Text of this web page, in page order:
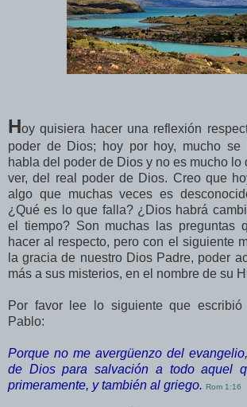
Hoy quisiera hacer una reflexión
poder de Dios; hoy por hoy, mucho se
habla del poder de Dios y no es mucho lo
ver, del real poder de Dios. Creo que
algo que muchas veces es
¿Qué es lo que falla? ¿Dios habrá
el tiempo? Son muchas las preguntas
hacer al respecto, pero con el siguiente
la gracia de nuestro Dios Padre, poder
más a sus misterios, en el nombre de su
Por favor lee lo siguiente que escribió
Pablo:
Porque no me avergüenzo del
de Dios para salvación a todo aquel
primeramente, y también al griego. Rom 1:16